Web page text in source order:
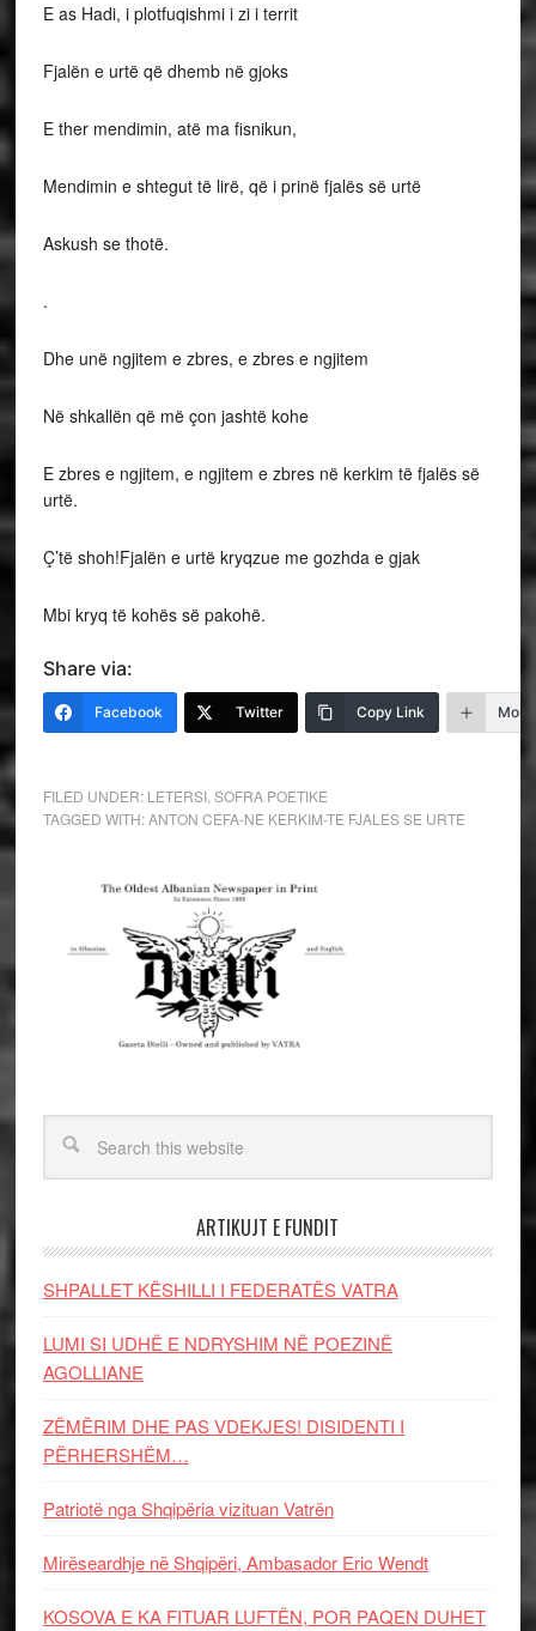
E as Hadi, i plotfuqishmi i zi i territ
Fjalën e urtë që dhemb në gjoks
E ther mendimin, atë ma fisnikun,
Mendimin e shtegut të lirë, që i prinë fjalës së urtë
Askush se thotë.
.
Dhe unë ngjitem e zbres, e zbres e ngjitem
Në shkallën që më çon jashtë kohe
E zbres e ngjitem, e ngjitem e zbres në kerkim të fjalës së
urtë.
Ç’të shoh!Fjalën e urtë kryqzue me gozhda e gjak
Mbi kryq të kohës së pakohë.
Share via:
Facebook Twitter Copy Link More
FILED UNDER: LETERSI, SOFRA POETIKE
TAGGED WITH:ANTON CEFA-NE KERKIM-TE FJALES SE URTE
ARTIKUJT E FUNDIT
SHPALLET KËSHILLI I FEDERATËS VATRA
LUMI SI UDHË E NDRYSHIM NË POEZINË
AGOLLIANE
ZËMËRIM DHE PAS VDEKJES! DISIDENTI I
PËRHERSHËM…
Patriotë nga Shqipëria vizituan Vatrën
Mirëseardhje në Shqipëri, Ambasador Eric Wendt
KOSOVA E KA FITUAR LUFTËN, POR PAQEN DUHET